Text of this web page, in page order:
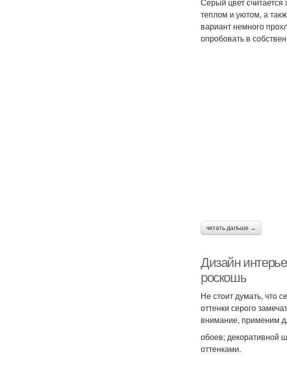
Серый цвет считается
теплом и уютом, а
вариант немного
опробовать в
читать дальше →
Дизайн
роскошь
Не стоит думать, что
оттенки серого
внимание, применим
обоев; декоративной
оттенками.